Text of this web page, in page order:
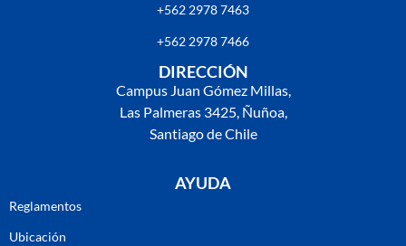
+562 2978 7463
+562 2978 7466
DIRECCIÓN
Campus Juan Gómez Millas,
Las Palmeras 3425, Ñuñoa,
Santiago de Chile
AYUDA
Reglamentos
Ubicación